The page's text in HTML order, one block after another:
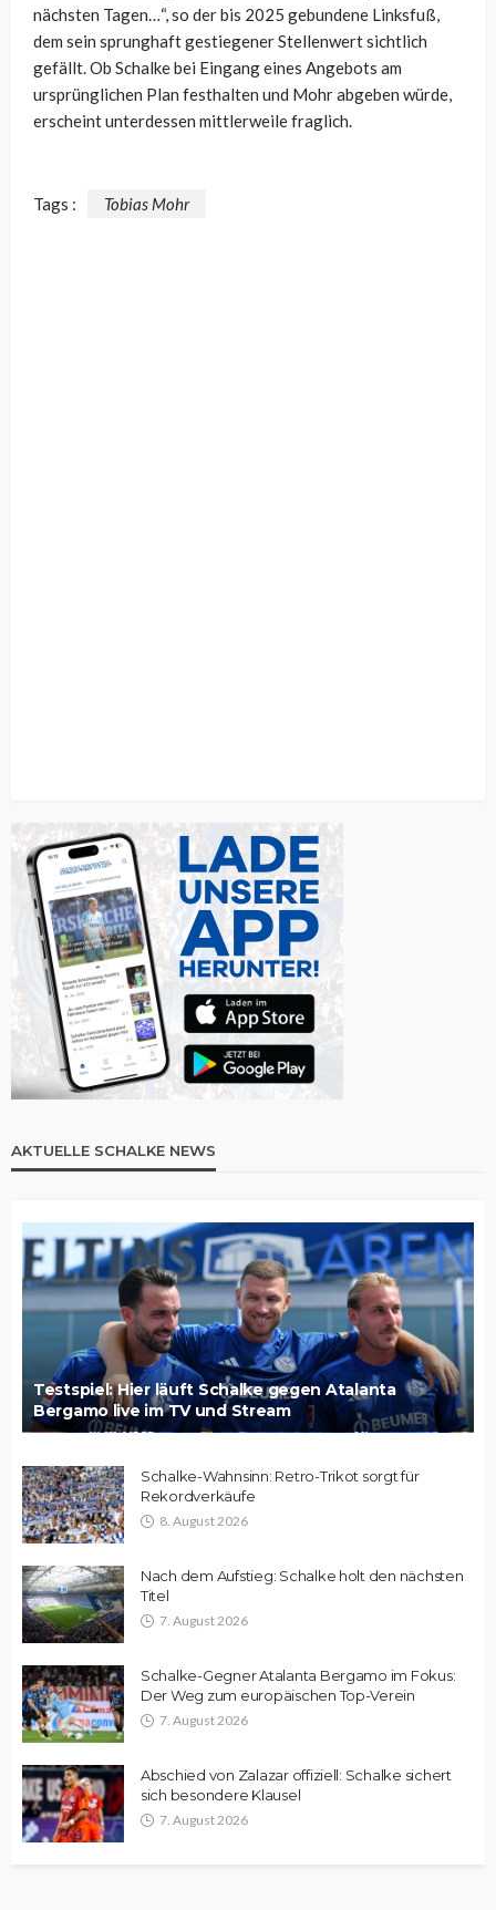
nächsten Tagen…“, so der bis 2025 gebundene Linksfuß,
dem sein sprunghaft gestiegener Stellenwert sichtlich
gefällt. Ob Schalke bei Eingang eines Angebots am
ursprünglichen Plan festhalten und Mohr abgeben würde,
erscheint unterdessen mittlerweile fraglich.
Tags : Tobias Mohr
AKTUELLE SCHALKE NEWS
Testspiel: Hier läuft Schalke gegen Atalanta
Bergamo live im TV und Stream
Schalke-Wahnsinn: Retro-Trikot sorgt für
Rekordverkäufe
8. August 2026
Nach dem Aufstieg: Schalke holt den nächsten
Titel
7. August 2026
Schalke-Gegner Atalanta Bergamo im Fokus:
Der Weg zum europäischen Top-Verein
7. August 2026
Abschied von Zalazar offiziell: Schalke sichert
sich besondere Klausel
7. August 2026